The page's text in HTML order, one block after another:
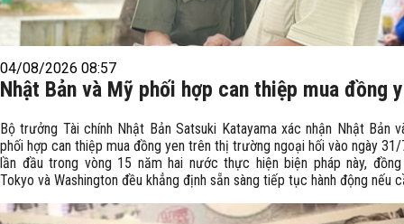
04/08/2026 08:57
Nhật Bản và Mỹ phối hợp can thiệp mua đồng
Bộ trưởng Tài chính Nhật Bản Satsuki Katayama xác nhận Nhật Bản
phối hợp can thiệp mua đồng yen trên thị trường ngoại hối vào ngày 31/
lần đầu trong vòng 15 năm hai nước thực hiện biện pháp này,
Tokyo và Washington đều khẳng định sẵn sàng tiếp tục hành động nếu